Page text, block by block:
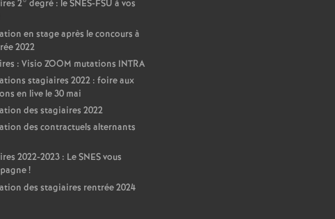
2° degré : le SNES-FSU à vos
en stage après le concours à
2022
: Visio ZOOM mutations INTRA
stagiaires 2022 : foire aux
en live le 30 mai
des stagiaires 2022
des contractuels alternants
2022-2023 : Le SNES vous
!
des stagiaires rentrée 2024